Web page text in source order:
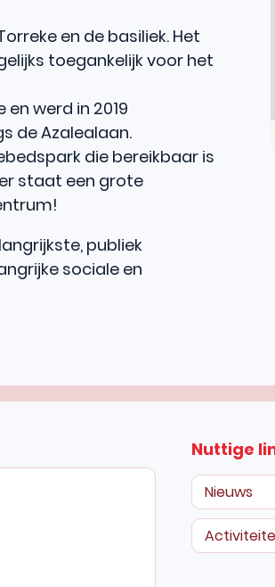
en de basiliek. Het
toegankelijk voor het
werd in 2019
de Azalealaan.
die bereikbaar is
staat een grote
publiek
sociale en
Nuttige
Nieuws